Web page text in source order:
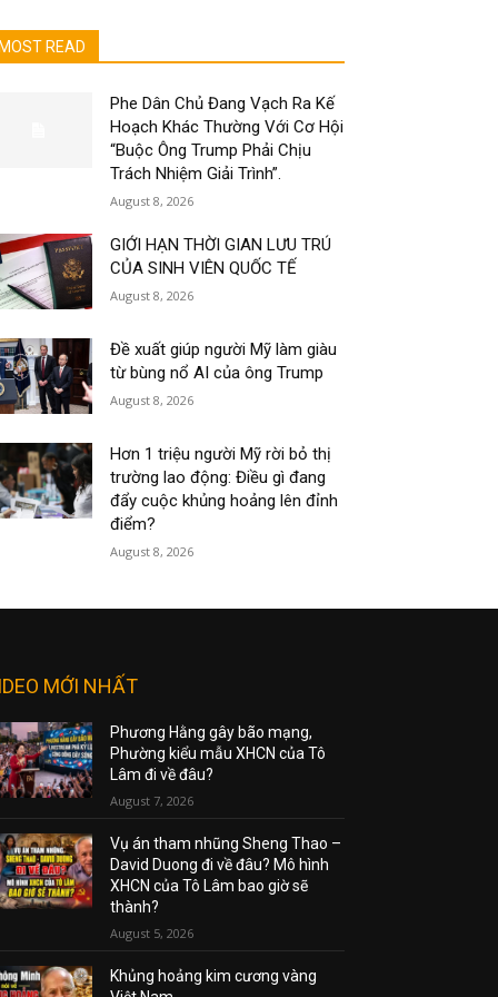
MOST READ
Phe Dân Chủ Đang Vạch Ra Kế
Hoạch Khác Thường Với Cơ Hội
“Buộc Ông Trump Phải Chịu
Trách Nhiệm Giải Trình”.
August 8, 2026
GIỚI HẠN THỜI GIAN LƯU TRÚ
CỦA SINH VIÊN QUỐC TẾ
August 8, 2026
Đề xuất giúp người Mỹ làm giàu
từ bùng nổ AI của ông Trump
August 8, 2026
Hơn 1 triệu người Mỹ rời bỏ thị
trường lao động: Điều gì đang
đẩy cuộc khủng hoảng lên đỉnh
điểm?
August 8, 2026
MỚI NHẤT
Phương Hằng gây bão mạng,
Phường kiểu mẫu XHCN của Tô
Lâm đi về đâu?
August 7, 2026
Vụ án tham nhũng Sheng Thao –
David Duong đi về đâu? Mô hình
XHCN của Tô Lâm bao giờ sẽ
thành?
August 5, 2026
Khủng hoảng kim cương vàng